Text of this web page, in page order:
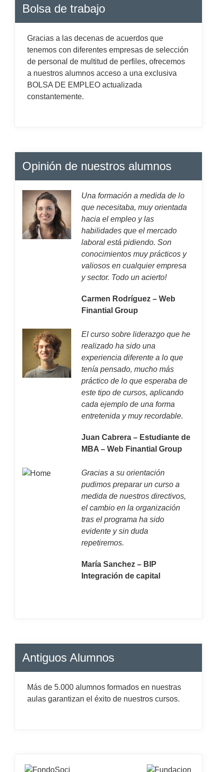
Bolsa de trabajo
Gracias a las decenas de acuerdos que
tenemos con diferentes empresas de selección
de personal de multitud de perfiles, ofrecemos
a nuestros alumnos acceso a una exclusiva
BOLSA DE EMPLEO actualizada
constantemente.
Opinión de nuestros alumnos
Una formación a medida de lo
que necesitaba, muy orientada
hacia el empleo y las
habilidades que el mercado
laboral está pidiendo. Son
conocimientos muy prácticos y
valiosos en cualquier empresa
y sector. Todo un acierto!
Carmen Rodríguez – Web
Finantial Group
El curso sobre liderazgo que he
realizado ha sido una
experiencia diferente a lo que
tenía pensado, mucho más
práctico de lo que esperaba de
este tipo de cursos, aplicando
cada ejemplo de una forma
entretenida y muy recordable.
Juan Cabrera – Estudiante de
MBA – Web Finantial Group
Gracias a su orientación
pudimos preparar un curso a
medida de nuestros directivos,
el cambio en la organización
tras el programa ha sido
evidente y sin duda
repetiremos.
María Sanchez – BIP
Integración de capital
Antiguos Alumnos
Más de 5.000 alumnos formados en nuestras
aulas garantizan el éxito de nuestros cursos.